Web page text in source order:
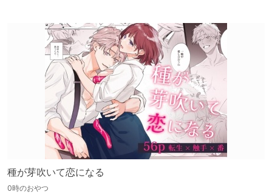
種が芽吹いて恋になる
0時のおやつ